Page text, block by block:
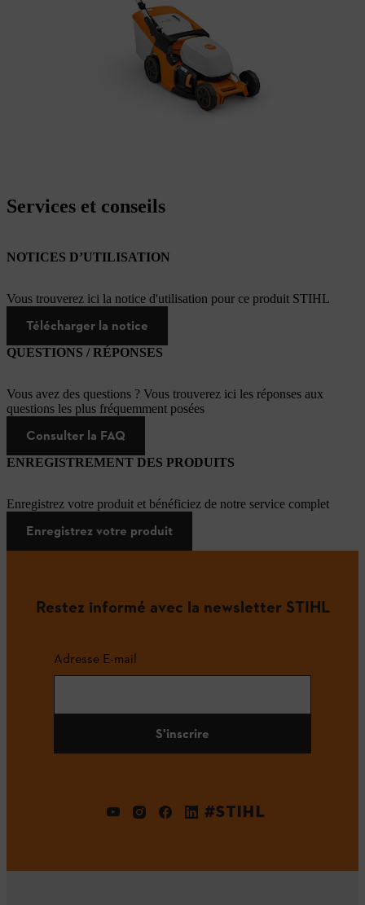
Services et conseils
NOTICES D’UTILISATION
Vous trouverez ici la notice d'utilisation pour ce produit STIHL
Télécharger la notice
QUESTIONS / RÉPONSES
Vous avez des questions ? Vous trouverez ici les réponses aux
questions les plus fréquemment posées
Consulter la FAQ
ENREGISTREMENT DES PRODUITS
Enregistrez votre produit et bénéficiez de notre service complet
Enregistrez votre produit
Restez informé avec la newsletter STIHL
Adresse E-mail
S'inscrire
#STIHL